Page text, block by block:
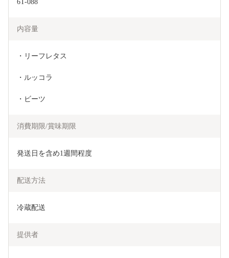
6T-088
内容量
・リーフレタス
・ルッコラ
・ビーツ
消費期限/賞味期限
発送日を含め1週間程度
配送方法
冷蔵配送
提供者